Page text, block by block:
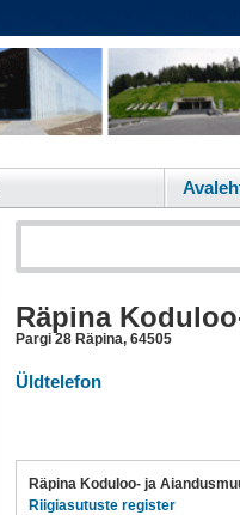
Räpina
Pargi 28 Räpina, 64505
Üldtelefon
Räpina Koduloo- ja
Riigiasutuste register